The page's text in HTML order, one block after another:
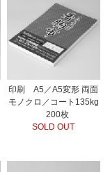
印刷 A5／A5変形 両面
モノクロ／コート135kg
200枚
SOLD OUT